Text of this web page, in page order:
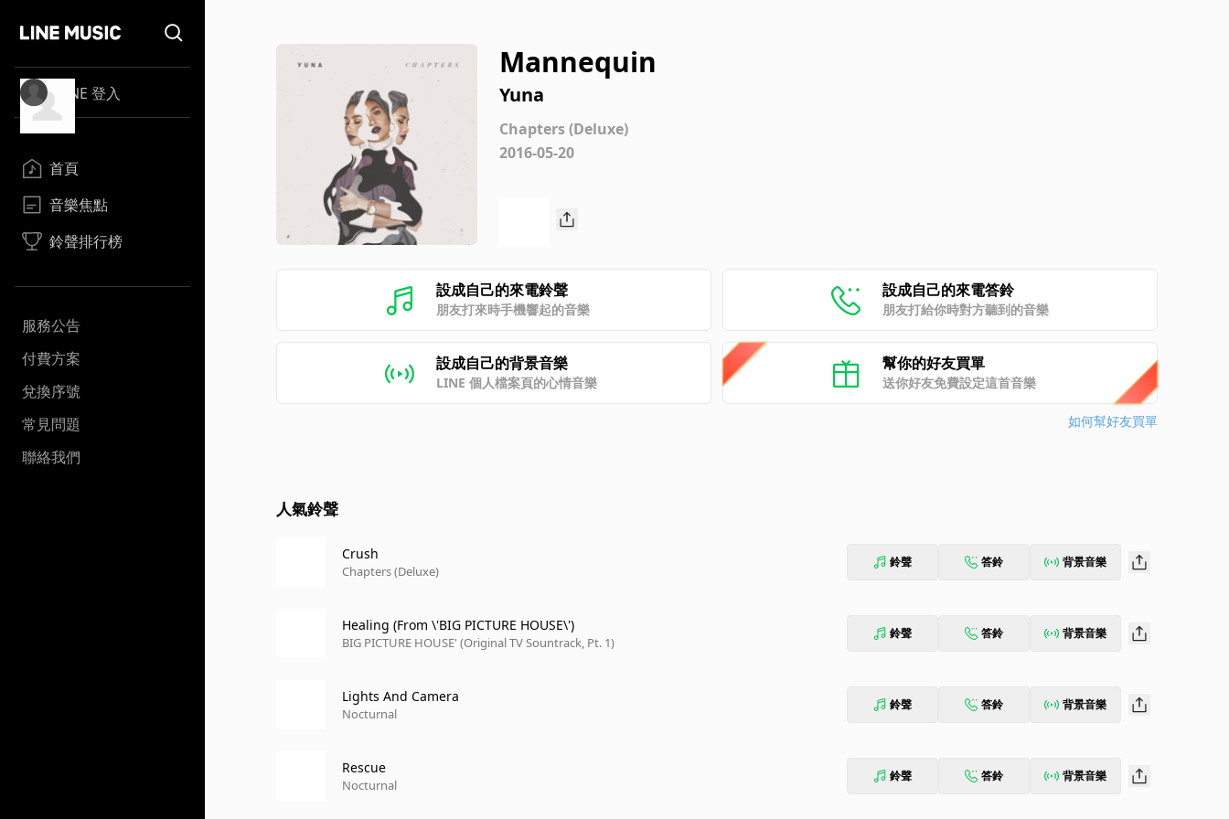
LINE 登入
首頁
音樂焦點
鈴聲排行榜
服務公告
付費方案
兌換序號
常見問題
聯絡我們
Mannequin
Yuna
Chapters (Deluxe)
2016-05-20
設成自己的來電鈴聲
朋友打來時手機響起的音樂
設成自己的來電答鈴
朋友打給你時對方聽到的音樂
設成自己的背景音樂
LINE 個人檔案頁的心情音樂
幫你的好友買單
送你好友免費設定這首音樂
如何幫好友買單
人氣鈴聲
Crush
Chapters (Deluxe)
鈴聲 答鈴 背景音樂
Healing (From \'BIG PICTURE HOUSE\')
BIG PICTURE HOUSE' (Original TV Sountrack, Pt. 1)
鈴聲 答鈴 背景音樂
Lights And Camera
Nocturnal
鈴聲 答鈴 背景音樂
Rescue
Nocturnal
鈴聲 答鈴 背景音樂